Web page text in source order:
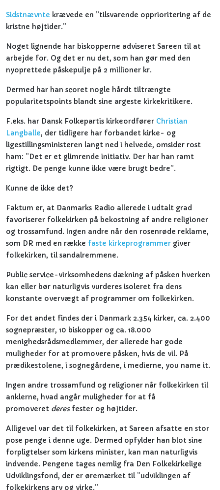
Sidstnævnte krævede en ”tilsvarende opprioritering af de
kristne højtider.”
Noget lignende har biskopperne adviseret Sareen til at
arbejde for. Og det er nu det, som han gør med den
nyoprettede påskepulje på 2 millioner kr.
Dermed har han scoret nogle hårdt tiltrængte
popularitetspoints blandt sine argeste kirkekritikere.
F.eks. har Dansk Folkepartis kirkeordfører Christian
Langballe, der tidligere har forbandet kirke- og
ligestillingsministeren langt ned i helvede, omsider rost
ham: ”Det er et glimrende initiativ. Der har han ramt
rigtigt. De penge kunne ikke være brugt bedre”.
Kunne de ikke det?
Faktum er, at Danmarks Radio allerede i udtalt grad
favoriserer folkekirken på bekostning af andre religioner
og trossamfund. Ingen andre når den rosenrøde reklame,
som DR med en række faste kirkeprogrammer giver
folkekirken, til sandalremmene.
Public service-virksomhedens dækning af påsken hverken
kan eller bør naturligvis vurderes isoleret fra dens
konstante overvægt af programmer om folkekirken.
For det andet findes der i Danmark 2.354 kirker, ca. 2.400
sognepræster, 10 biskopper og ca. 18.000
menighedsrådsmedlemmer, der allerede har gode
muligheder for at promovere påsken, hvis de vil. På
prædikestolene, i sognegårdene, i medierne, you name it.
Ingen andre trossamfund og religioner når folkekirken til
anklerne, hvad angår muligheder for at få
promoveret deresfester og højtider.
Alligevel var det til folkekirken, at Sareen afsatte en stor
pose penge i denne uge. Dermed opfylder han blot sine
forpligtelser som kirkens minister, kan man naturligvis
indvende. Pengene tages nemlig fra Den Folkekirkelige
Udviklingsfond, der er øremærket til ”udviklingen af
folkekirkens arv og virke.”